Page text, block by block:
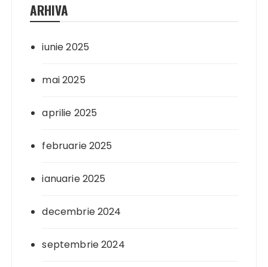
ARHIVA
iunie 2025
mai 2025
aprilie 2025
februarie 2025
ianuarie 2025
decembrie 2024
septembrie 2024